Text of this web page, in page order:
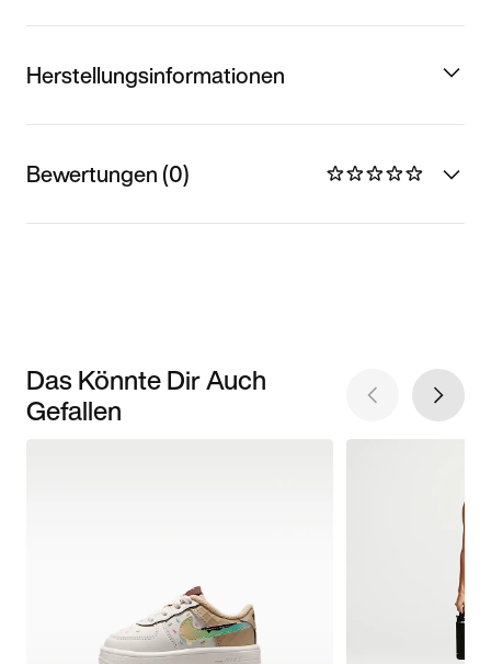
Herstellungsinformationen
Bewertungen (0)
Das Könnte Dir Auch
Gefallen